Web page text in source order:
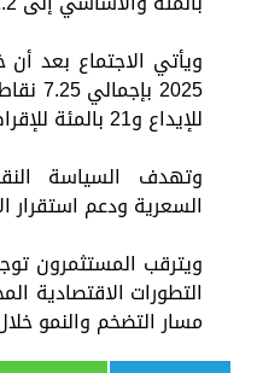
ويأتي الاجتماع بعد
للإيداع و21 بالمئة للإقراض.
وتهدف السياسة
السعرية ودعم استقرار
ويترقب المستثمرون
التطورات الاقتصادية
مسار التضخم والنمو